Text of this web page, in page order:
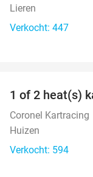
Lieren
Verkocht: 447
1 of 2 heat(s)
Coronel Kartracing
Huizen
Verkocht: 594